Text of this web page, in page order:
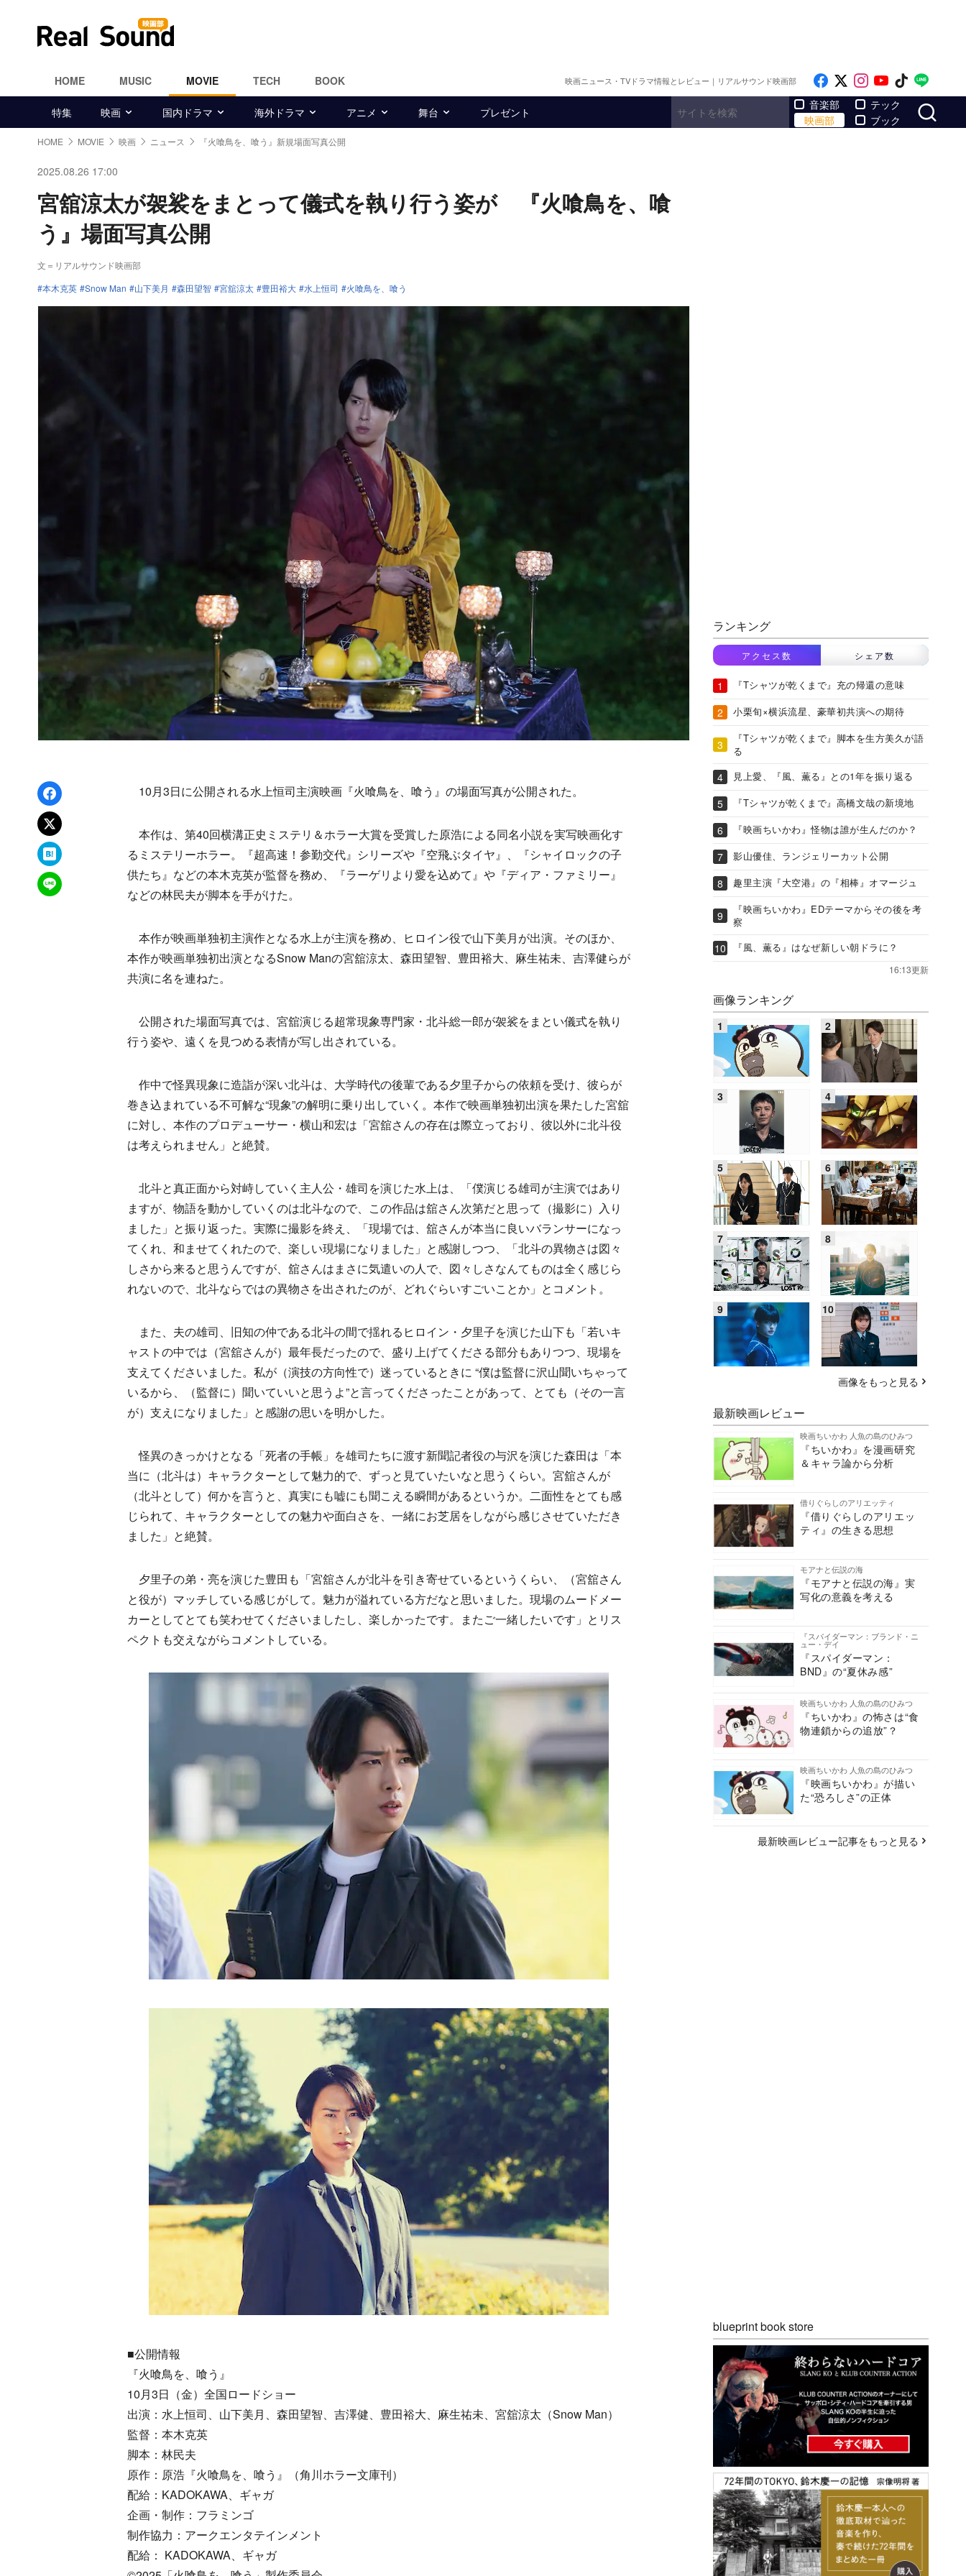
HOME MUSIC MOVIE TECH BOOK 映画ニュース・TVドラマ情報とレビュー｜リアルサウンド映画部 Like on Facebook
Follow on x
Follow on
Follow on
Follow
特集 映画 国内ドラマ 海外ドラマ アニメ 舞台 プレゼント
音楽部
映画部
テック
ブック
HOME MOVIE 映画 ニュース 『火喰鳥を、喰う』新規場面写真公開
2025.08.26 17:00
宮舘涼太が袈裟をまとって儀式を執り行う姿が 『火喰鳥を、喰
う』場面写真公開
文＝リアルサウンド映画部
本木克英
Snow Man 山下美月 森田望智 宮舘涼太 豊田裕大 水上恒司 火喰鳥を、喰う
Facebookでシェア
xでポスト
はてなブックマーク
LINEで送る
10月3日に公開される水上恒司主演映画『火喰鳥を、喰う』の場面写真が公開された。
本作は、第40回横溝正史ミステリ＆ホラー大賞を受賞した原浩による同名小説を実写映画化す
るミステリーホラー。『超高速！参勤交代』シリーズや『空飛ぶタイヤ』、『シャイロックの子
供たち』などの本木克英が監督を務め、『ラーゲリより愛を込めて』や『ディア・ファミリー』
などの林民夫が脚本を手がけた。
本作が映画単独初主演作となる水上が主演を務め、ヒロイン役で山下美月が出演。そのほか、
本作が映画単独初出演となるSnow Manの宮舘涼太、森田望智、豊田裕大、麻生祐未、吉澤健らが
共演に名を連ねた。
公開された場面写真では、宮舘演じる超常現象専門家・北斗総一郎が袈裟をまとい儀式を執り
行う姿や、遠くを見つめる表情が写し出されている。
作中で怪異現象に造詣が深い北斗は、大学時代の後輩である夕里子からの依頼を受け、彼らが
巻き込まれている不可解な“現象”の解明に乗り出していく。本作で映画単独初出演を果たした宮舘
に対し、本作のプロデューサー・横山和宏は「宮舘さんの存在は際立っており、彼以外に北斗役
は考えられません」と絶賛。
北斗と真正面から対峙していく主人公・雄司を演じた水上は、「僕演じる雄司が主演ではあり
ますが、物語を動かしていくのは北斗なので、この作品は舘さん次第だと思って（撮影に）入り
ました」と振り返った。実際に撮影を終え、「現場では、舘さんが本当に良いバランサーになっ
てくれ、和ませてくれたので、楽しい現場になりました」と感謝しつつ、「北斗の異物さは図々
しさから来ると思うんですが、舘さんはまさに気遣いの人で、図々しさなんてものは全く感じら
れないので、北斗ならではの異物さを出されたのが、どれぐらいすごいことか」とコメント。
また、夫の雄司、旧知の仲である北斗の間で揺れるヒロイン・夕里子を演じた山下も「若いキ
ャストの中では（宮舘さんが）最年長だったので、盛り上げてくださる部分もありつつ、現場を
支えてくださいました。私が（演技の方向性で）迷っているときに “僕は監督に沢山聞いちゃって
いるから、（監督に）聞いていいと思うよ”と言ってくださったことがあって、とても（その一言
が）支えになりました」と感謝の思いを明かした。
怪異のきっかけとなる「死者の手帳」を雄司たちに渡す新聞記者役の与沢を演じた森田は「本
当に（北斗は）キャラクターとして魅力的で、ずっと見ていたいなと思うくらい。宮舘さんが
（北斗として）何かを言うと、真実にも嘘にも聞こえる瞬間があるというか。二面性をとても感
じられて、キャラクターとしての魅力や面白さを、一緒にお芝居をしながら感じさせていただき
ました」と絶賛。
夕里子の弟・亮を演じた豊田も「宮舘さんが北斗を引き寄せているというくらい、（宮舘さん
と役が）マッチしている感じがして。魅力が溢れている方だなと思いました。現場のムードメー
カーとしてとても笑わせてくださいましたし、楽しかったです。またご一緒したいです」とリス
ペクトも交えながらコメントしている。
■公開情報
『火喰鳥を、喰う』
10月3日（金）全国ロードショー
出演：水上恒司、山下美月、森田望智、吉澤健、豊田裕大、麻生祐未、宮舘涼太（Snow Man）
監督：本木克英
脚本：林民夫
原作：原浩『火喰鳥を、喰う』（角川ホラー文庫刊）
配給：KADOKAWA、ギャガ
企画・制作：フラミンゴ
制作協力：アークエンタテインメント
配給： KADOKAWA、ギャガ
ランキング
アクセス数 シェア数
『Tシャツが乾くまで』充の帰還の意味
小栗旬×横浜流星、豪華初共演への期待
『Tシャツが乾くまで』脚本を生方美久が語
る
見上愛、『風、薫る』との1年を振り返る
『Tシャツが乾くまで』高橋文哉の新境地
『映画ちいかわ』怪物は誰が生んだのか？
影山優佳、ランジェリーカット公開
趣里主演『大空港』の『相棒』オマージュ
『映画ちいかわ』EDテーマからその後を考
察
『風、薫る』はなぜ新しい朝ドラに？
16:13更新
画像ランキング
画像をもっと見る
最新映画レビュー
映画ちいかわ 人魚の島のひみつ
『ちいかわ』を漫画研究
＆キャラ論から分析
借りぐらしのアリエッティ
『借りぐらしのアリエッ
ティ』の生きる思想
モアナと伝説の海
『モアナと伝説の海』実
写化の意義を考える
『スパイダーマン：ブランド・ニ
ュー・デイ
『スパイダーマン：
BND』の“夏休み感”
映画ちいかわ 人魚の島のひみつ
『ちいかわ』の怖さは“食
物連鎖からの追放”？
映画ちいかわ 人魚の島のひみつ
『映画ちいかわ』が描い
た“恐ろしさ”の正体
最新映画レビュー記事をもっと見る
blueprint book store